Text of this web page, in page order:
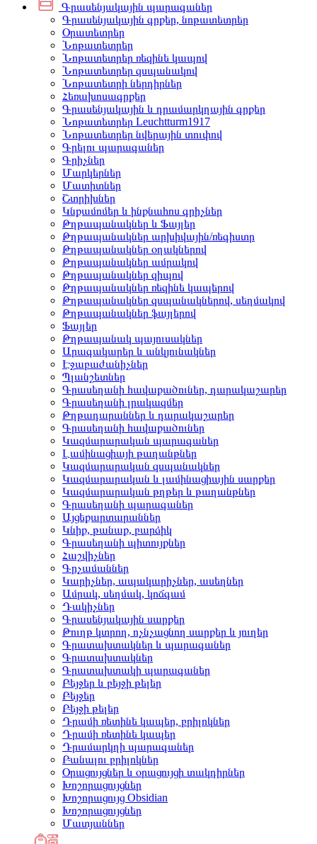
Գրասենյակային պարագաներ
Գրասենյակային գրքեր, նոթատետրեր
Օրատետրեր
Նոթատետրեր
Նոթատետրեր ռեզինե կապով
Նոթատետրեր զսպանակով
Նոթատետրի ներդիրներ
Հեռախոսագրքեր
Գրասենյակային և դրամարկղային գրքեր
Նոթատետրեր Leuchtturm1917
Նոթատետրեր նվերային տուփով
Գրելու պարագաներ
Գրիչներ
Մարկերներ
Մատիտներ
Շտրիխներ
Կնքամոմեր և ինքնահոս գրիչներ
Թղթապանակներ և Ֆայլեր
Թղթապանակներ արխիվային/ռեգիստր
Թղթապանակներ օղակներով
Թղթապանակներ ամրակով
Թղթապանակներ զիպով
Թղթապանակներ ռեզինե կապերով
Թղթապանակներ զսպանակներով, սեղմակով
Թղթապանակներ ֆայլերով
Ֆայլեր
Թղթապանակ պայուսակներ
Արագակարեր և անկյունակներ
Էջաբաժանիչներ
Պլանշետներ
Գրասեղանի հավաքածուներ, դարակաշարեր
Գրասեղանի լրակազմեր
Թղթադարաններ և դարակաշարեր
Գրասեղանի հավաքածուներ
Կազմարարական պարագաներ
Լամինացիայի թաղանթներ
Կազմարարական զսպանակներ
Կազմարարական և լամինացիային սարքեր
Կազմարարական թղթեր և թաղանթներ
Գրասեղանի պարագաներ
Այցեքարտարաններ
Կնիք, թանաք, բարձիկ
Գրասեղանի պիտույքներ
Հաշվիչներ
Գրչամաններ
Կարիչներ, ապակարիչներ, ասեղներ
Ամրակ, սեղմակ, կոճգամ
Դակիչներ
Գրասենյակային սարքեր
Թուղթ կտրող, ոչնչացնող սարքեր և յուղեր
Գրատախտակներ և պարագաներ
Գրատախտակներ
Գրատախտակի պարագաներ
Բեյջեր և բեյջի թելեր
Բեյջեր
Բեյջի թելեր
Դրամի ռետինե կապեր, բրիլոկներ
Դրամի ռետինե կապեր
Դրամարկղի պարագաներ
Բանալու բրիլոկներ
Օրացույցներ և օրացույցի տակդիրներ
Խոշորացույցներ
Խոշորացույց Obsidian
Խոշորացույցներ
Մատյաններ